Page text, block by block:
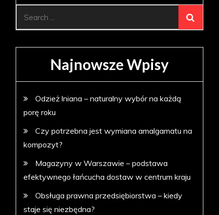
Najnowsze Wpisy
Odzież lniana – naturalny wybór na każdą
porę roku
Czy potrzebna jest wymiana amalgamatu na
kompozyt?
Magazyny w Warszawie – podstawa
efektywnego łańcucha dostaw w centrum kraju
Obsługa prawna przedsiębiorstwa – kiedy
staje się niezbędna?